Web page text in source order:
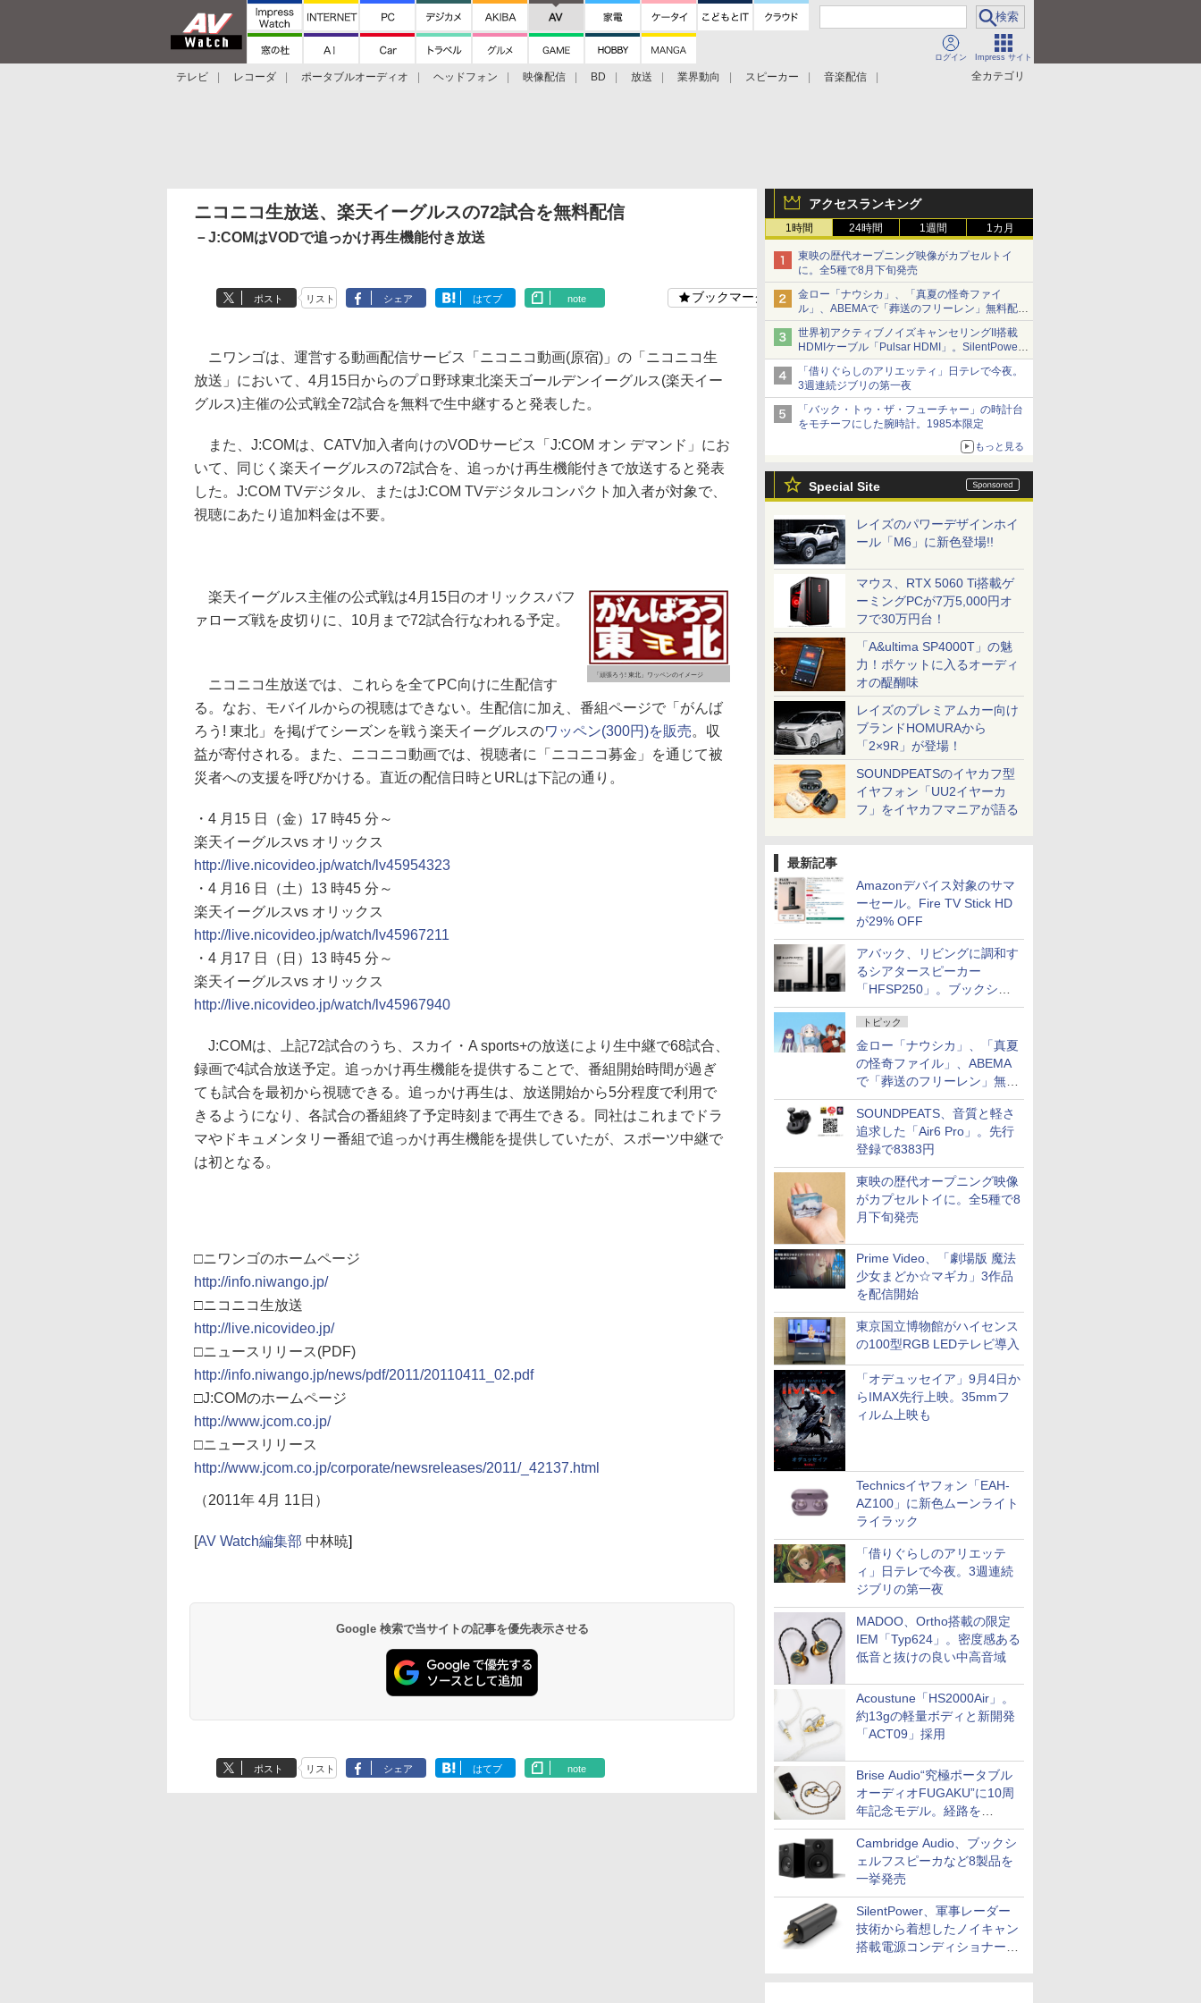
ログイン Impress サイト
全カテゴリ
テレビ レコーダ ポータブルオーディオ ヘッドフォン 映像配信 BD 放送 業界動向 スピーカー
音楽配信
アクセスランキング
1時間 24時間 1週間 1カ月
東映の歴代オープニング映像がカプセルトイ
に。全5種で8月下旬発売
金ロー「ナウシカ」、「真夏の怪奇ファイ
ル」、ABEMAで「葬送のフリーレン」無料配信
など。夏の特番・配信情報
世界初アクティブノイズキャンセリングII搭載
HDMIケーブル「Pulsar HDMI」。SilentPower
から
「借りぐらしのアリエッティ」日テレで今夜。
3週連続ジブリの第一夜
「バック・トゥ・ザ・フューチャー」の時計台
をモチーフにした腕時計。1985本限定
もっと見る
Special Site
レイズのパワーデザインホイ
ール「M6」に新色登場!!
マウス、RTX 5060 Ti搭載ゲ
ーミングPCが7万5,000円オ
フで30万円台！
「A&ultima SP4000T」の魅
力！ポケットに入るオーディ
オの醍醐味
レイズのプレミアムカー向け
ブランドHOMURAから
「2×9R」が登場！
SOUNDPEATSのイヤカフ型
イヤフォン「UU2イヤーカ
フ」をイヤカフマニアが語る
最新記事
Amazonデバイス対象のサマ
ーセール。Fire TV Stick HD
が29% OFF
アバック、リビングに調和す
るシアタースピーカー
「HFSP250」。ブックシェ
ルフはペア3万円以下
トピック
金ロー「ナウシカ」、「真夏
の怪奇ファイル」、ABEMA
で「葬送のフリーレン」無料
配信など。夏の特番・配信情
報
SOUNDPEATS、音質と軽さ
追求した「Air6 Pro」。先行
登録で8383円
東映の歴代オープニング映像
がカプセルトイに。全5種で8
月下旬発売
Prime Video、「劇場版 魔法
少女まどか☆マギカ」3作品
を配信開始
東京国立博物館がハイセンス
の100型RGB LEDテレビ導入
「オデュッセイア」9月4日か
らIMAX先行上映。35mmフ
ィルム上映も
Technicsイヤフォン「EAH-
AZ100」に新色ムーンライト
ライラック
「借りぐらしのアリエッテ
ィ」日テレで今夜。3週連続
ジブリの第一夜
MADOO、Ortho搭載の限定
IEM「Typ624」。密度感ある
低音と抜けの良い中高音域
Acoustune「HS2000Air」。
約13gの軽量ボディと新開発
「ACT09」採用
Brise Audio“究極ポータブル
オーディオFUGAKU”に10周
年記念モデル。経路を
NISHIKIで統一。400万円
Cambridge Audio、ブックシ
ェルフスピーカなど8製品を
一挙発売
SilentPower、軍事レーダー
技術から着想したノイキャン
搭載電源コンディショナー
ニコニコ生放送、楽天イーグルスの72試合を無料配信
－J:COMはVODで追っかけ再生機能付き放送
ポスト リスト シェア はてブ note ブックマーク
ニワンゴは、運営する動画配信サービス「ニコニコ動画(原宿)」の「ニコニコ生
放送」において、4月15日からのプロ野球東北楽天ゴールデンイーグルス(楽天イー
グルス)主催の公式戦全72試合を無料で生中継すると発表した。
また、J:COMは、CATV加入者向けのVODサービス「J:COM オン デマンド」にお
いて、同じく楽天イーグルスの72試合を、追っかけ再生機能付きで放送すると発表
した。J:COM TVデジタル、またはJ:COM TVデジタルコンパクト加入者が対象で、
視聴にあたり追加料金は不要。
「頑張ろう! 東北」ワッペンのイメージ
楽天イーグルス主催の公式戦は4月15日のオリックスバフ
ァローズ戦を皮切りに、10月まで72試合行なわれる予定。
ニコニコ生放送では、これらを全てPC向けに生配信す
る。なお、モバイルからの視聴はできない。生配信に加え、番組ページで「がんば
ろう! 東北」を掲げてシーズンを戦う楽天イーグルスのワッペン(300円)を販売。収
益が寄付される。また、ニコニコ動画では、視聴者に「ニコニコ募金」を通じて被
災者への支援を呼びかける。直近の配信日時とURLは下記の通り。
・4 月15 日（金）17 時45 分～
楽天イーグルスvs オリックス
http://live.nicovideo.jp/watch/lv45954323
・4 月16 日（土）13 時45 分～
楽天イーグルスvs オリックス
http://live.nicovideo.jp/watch/lv45967211
・4 月17 日（日）13 時45 分～
楽天イーグルスvs オリックス
http://live.nicovideo.jp/watch/lv45967940
J:COMは、上記72試合のうち、スカイ・A sports+の放送により生中継で68試合、
録画で4試合放送予定。追っかけ再生機能を提供することで、番組開始時間が過ぎ
ても試合を最初から視聴できる。追っかけ再生は、放送開始から5分程度で利用で
きるようになり、各試合の番組終了予定時刻まで再生できる。同社はこれまでドラ
マやドキュメンタリー番組で追っかけ再生機能を提供していたが、スポーツ中継で
は初となる。
□ニワンゴのホームページ
http://info.niwango.jp/
□ニコニコ生放送
http://live.nicovideo.jp/
□ニュースリリース(PDF)
http://info.niwango.jp/news/pdf/2011/20110411_02.pdf
□J:COMのホームページ
http://www.jcom.co.jp/
□ニュースリリース
http://www.jcom.co.jp/corporate/newsreleases/2011/_42137.html
（2011年 4月 11日）
[AV Watch編集部 中林暁]
Google 検索で当サイトの記事を優先表示させる
ポスト リスト シェア はてブ note